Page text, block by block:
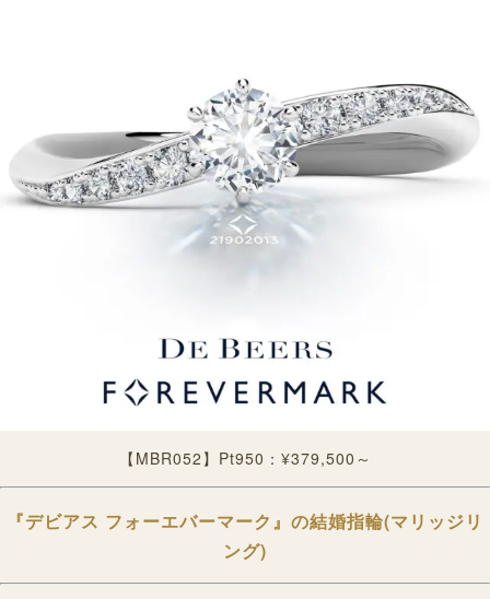
【MBR052】 Pt950：¥379,500～
『デビアス フォーエバーマーク』 の結婚指輪(マリッジリ
ング)